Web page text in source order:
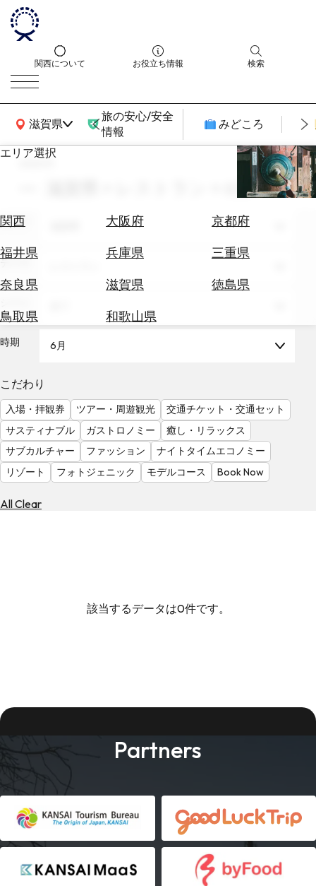
関西について お役立ち情報 検索
滋賀県
関西広域MAP
旅の安心/安全
情報
みどころ
エリア選択
関西 大阪府
京都府
福井県
兵庫県
三重県
奈良県
滋賀県
徳島県
鳥取県
和歌山県
エ
券
テ
を
調
べ
る
天
気
を
見
る
search
滋賀県 × レストラン × 6月
エリア
テーマ
時期 6月
こだわり
入場・拝観券 ツアー・周遊観光
交通チケット・交通セット
サスティナブル
ガストロノミー
癒し・リラックス
サブカルチャー
ファッション
ナイトタイムエコノミー
リゾート
フォトジェニック モデルコース Book Now
All Clear
該当するデータは0件です。
Partners